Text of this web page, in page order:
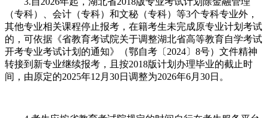
（专科）、会计（专科）和文秘（专科）等3个专科专业外，
其他专业相关课程停止报考，在籍考生未完成原专业计划考试
的，可依据《省教育考试院关于调整湖北省高等教育自学考试
开考专业考试计划的通知》（鄂自考〔2024〕8号）文件精神
转接到新专业继续报考，且按2018版计划办理毕业的截止时
间，由原定的2025年12月30日调整为2026年6月30日。